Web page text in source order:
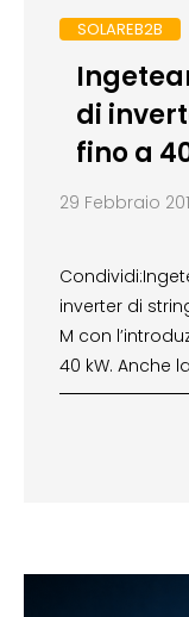
SOLAREB2B
di
fino a
29 Febbraio
inverter di
M con
40 kW. Anche